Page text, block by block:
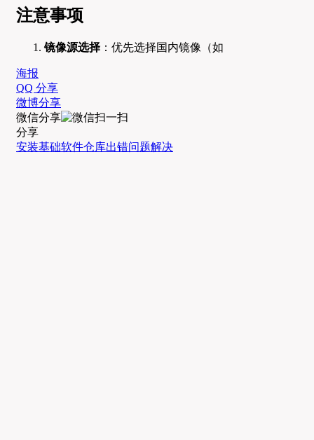
注意事项
镜像源选择 ：优先选择国内镜像（如
海报
QQ 分享
微博分享
微信分享
分享
安装基础软件仓库出错问题解决